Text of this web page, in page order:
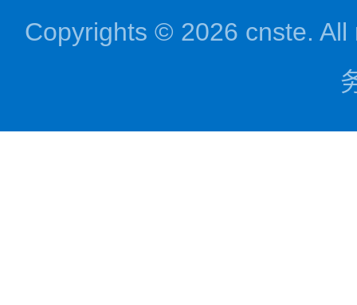
Copyrights © 2026 cnste. All